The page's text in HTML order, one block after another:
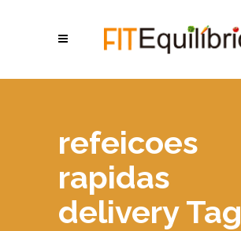
refeicoes
rapidas
delivery Tag